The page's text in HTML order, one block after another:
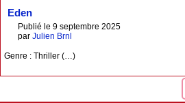
Eden
Publié le 9 septembre 2025
par Julien Brnl
Genre : Thriller (…)